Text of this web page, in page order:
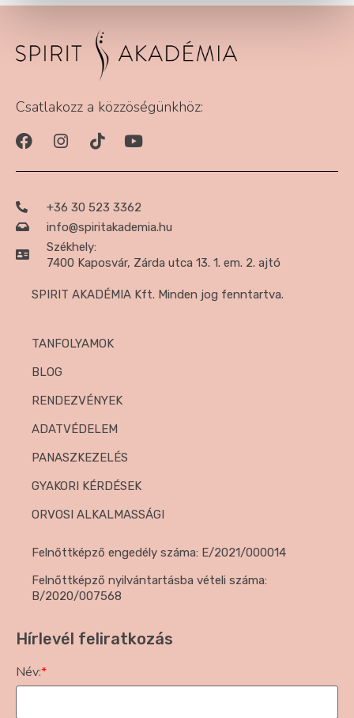
Csatlakozz a közzöségünkhöz:
+36 30 523 3362
info@spiritakademia.hu
Székhely:
7400 Kaposvár, Zárda utca 13. 1. em. 2. ajtó
SPIRIT AKADÉMIA Kft. Minden jog fenntartva.
TANFOLYAMOK
BLOG
RENDEZVÉNYEK
ADATVÉDELEM
PANASZKEZELÉS
GYAKORI KÉRDÉSEK
ORVOSI ALKALMASSÁGI
Felnőttképző engedély száma: E/2021/000014
Felnőttképző nyilvántartásba vételi száma:
B/2020/007568
Hírlevél feliratkozás
Név:*